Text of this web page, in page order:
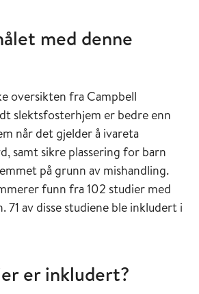
med denne
oversikten fra Campbell
slektsfosterhjem er bedre enn
når det gjelder å ivareta
samt sikre plassering for barn
på grunn av mishandling.
funn fra 102 studier med
71 av disse studiene ble inkludert i
er inkludert?